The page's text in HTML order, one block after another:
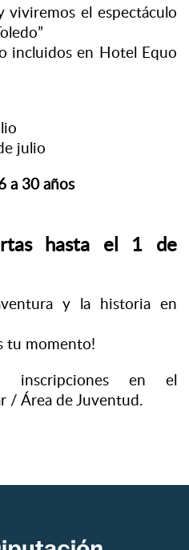
viviremos el espectáculo
incluidos en Hotel Equo
julio
a 30 años
hasta el 1 de
y la historia en
tu momento!
inscripciones en el
/ Área de Juventud.